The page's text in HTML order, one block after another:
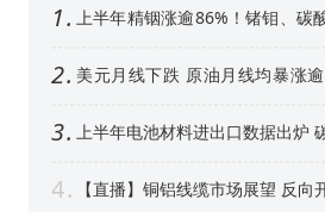
1
上半年精铟涨逾86%！锗钼、碳
2 美元月线下跌 原油月线均暴涨
3 上半年电池材料进出口数据出炉
4
【直播】铜铝线缆市场展望 反向